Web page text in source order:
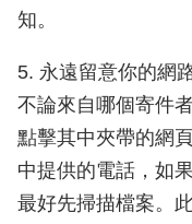
知。
5. 永遠留意你的網
不論來自哪個寄件
點擊其中夾帶的網
中提供的電話，如
最好先掃描檔案。